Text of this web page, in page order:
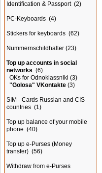
Identification & Passport (2)
PC-Keyboards (4)
Stickers for keyboards (62)
Nummernschildhalter (23)
Top up accounts in social
networks (6)
OKs for Odnoklassniki (3)
"Golosa" VKontakte (3)
SIM - Cards Russian and CIS
countries (1)
Top up balance of your mobile
phone (40)
Top up e-Purses (Money
transfer) (56)
Withdraw from e-Purses